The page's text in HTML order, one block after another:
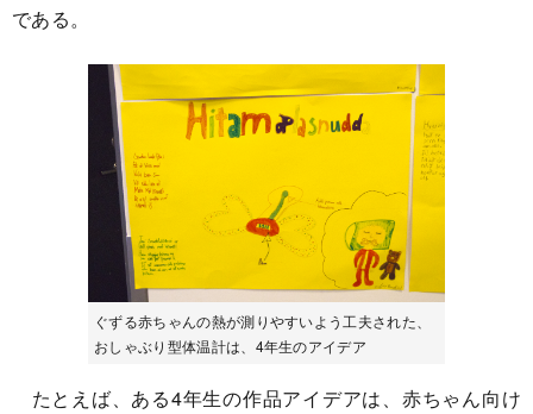
である。
ぐずる赤ちゃんの熱が測りやすいよう工夫された、
おしゃぶり型体温計は、4年生のアイデア
たとえば、ある4年生の作品アイデアは、赤ちゃん向け